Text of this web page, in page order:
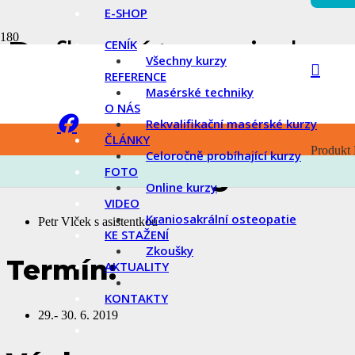
Produkt
E-SHOP
CENÍK
REFERENCE
O NÁS
ČLÁNKY
FOTO
VIDEO
KE STAŽENÍ
AKTUALITY
KONTAKTY
Všechny kurzy
Masérské techniky
Rekvalifikační masérské kurzy
Celoročně probíhající kurzy
Online kurzy
Kraniosakrální osteopatie
Zkoušky
Reflexní terapie
Komplexní velmi účinná ošetření lymfatického (mízního)
ošetření se rovněž používají vyrovnávací (energetické) hmaty.
imunitního systému.
Lektor:
Petr Vlček s asistentkou
Termín:
29.- 30. 6. 2019